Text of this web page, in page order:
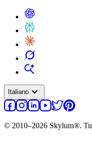
Italiano expand_more
© 2010–2026 Skylum®.